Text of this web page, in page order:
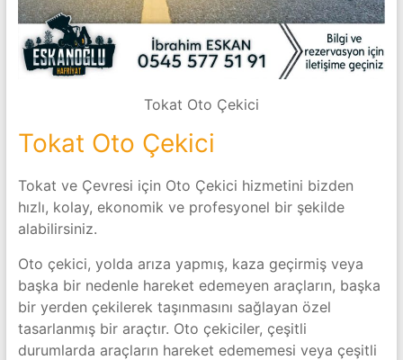
Tokat Oto Çekici
Tokat Oto Çekici
Tokat ve Çevresi için Oto Çekici hizmetini bizden
hızlı, kolay, ekonomik ve profesyonel bir şekilde
alabilirsiniz.
Oto çekici, yolda arıza yapmış, kaza geçirmiş veya
başka bir nedenle hareket edemeyen araçların, başka
bir yerden çekilerek taşınmasını sağlayan özel
tasarlanmış bir araçtır. Oto çekiciler, çeşitli
durumlarda araçların hareket edememesi veya çeşitli